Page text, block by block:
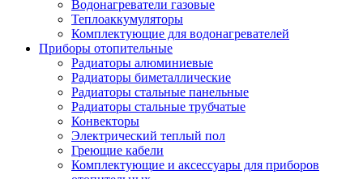
Водонагреватели газовые
Теплоаккумуляторы
Комплектующие для водонагревателей
Приборы отопительные
Радиаторы алюминиевые
Радиаторы биметаллические
Радиаторы стальные панельные
Радиаторы стальные трубчатые
Конвекторы
Электрический теплый пол
Греющие кабели
Комплектующие и аксессуары для приборов